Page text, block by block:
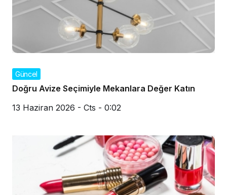
Güncel
Doğru Avize Seçimiyle Mekanlara Değer Katın
13 Haziran 2026 - Cts - 0:02